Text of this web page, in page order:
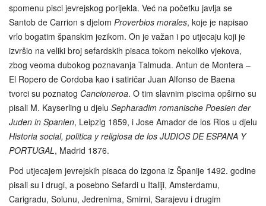
spomenu pisci jevrejskog porijekla. Već na početku javlja se
Santob de Carrion s djelom Proverbios morales, koje je napisao
vrlo bogatim španskim jezikom. On je važan i po utjecaju koji je
izvršio na veliki broj sefardskih pisaca tokom nekoliko vjekova,
zbog veoma dubokog poznavanja Talmuda. Antun de Montera –
El Ropero de Cordoba kao i satiričar Juan Alfonso de Baena
tvorci su poznatog Cancioneroa. O tim slavnim piscima opširno su
pisali M. Kayserling u djelu Sepharadim romanische Poesien der
Juden in Spanien, Leipzig 1859, i Jose Amador de los Rios u djelu
Historia social, politica y religiosa de los JUDIOS DE ESPANA Y
PORTUGAL, Madrid 1876.
Pod utjecajem jevrejskih pisaca do izgona iz Španije 1492. godine
pisali su i drugi, a posebno Sefardi u Italiji, Amsterdamu,
Carigradu, Solunu, Jedrenima, Smirni, Sarajevu i drugim